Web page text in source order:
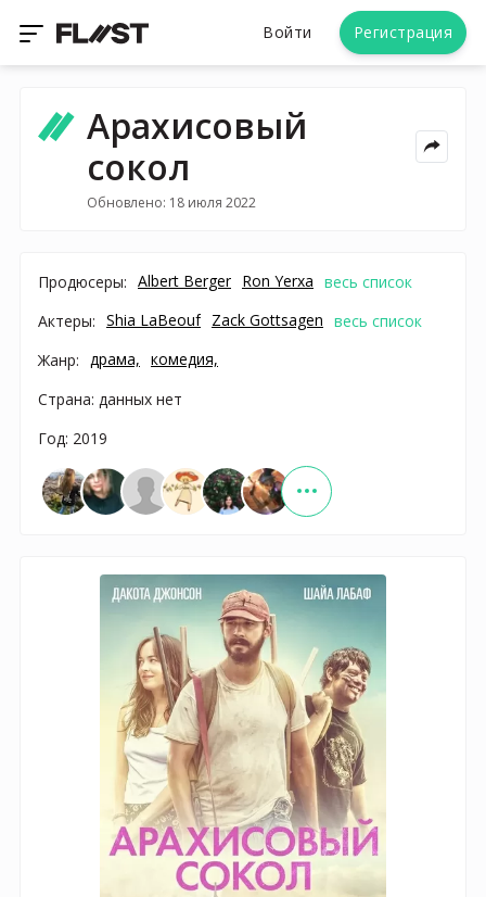
Войти Регистрация
Арахисовый
сокол
Обновлено: 18 июля 2022
Продюсеры: Albert Berger Ron Yerxa весь список
Актеры: Shia LaBeouf Zack Gottsagen весь список
Жанр:
драма, комедия,
Страна: данных нет
Год: 2019